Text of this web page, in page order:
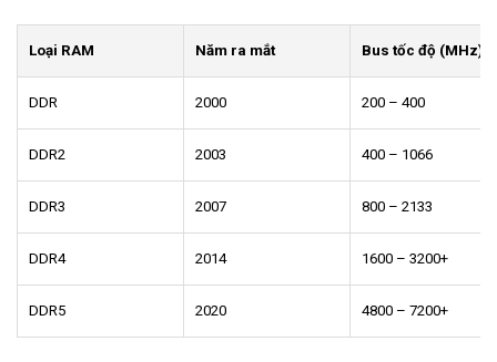
Loại RAM Năm ra mắt Bus tốc độ (MHz)
DDR 2000 200 – 400
DDR2 2003 400 – 1066
DDR3 2007 800 – 2133
DDR4 2014 1600 – 3200+
DDR5 2020 4800 – 7200+